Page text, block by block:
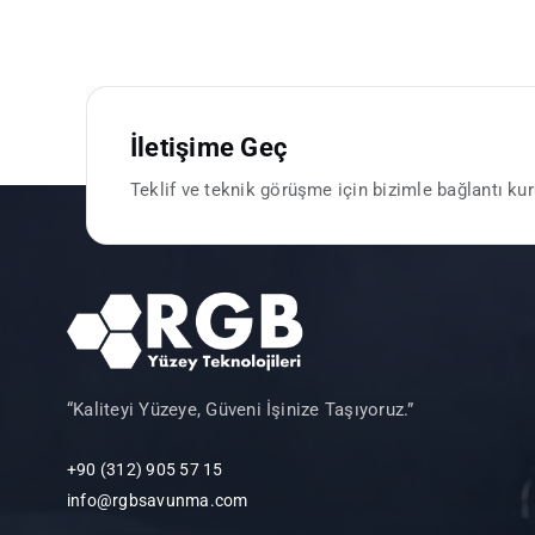
İletişime Geç
Teklif ve teknik görüşme için bizimle bağlantı
“Kaliteyi Yüzeye, Güveni İşinize Taşıyoruz.”
+90 (312) 905 57 15
info@rgbsavunma.com